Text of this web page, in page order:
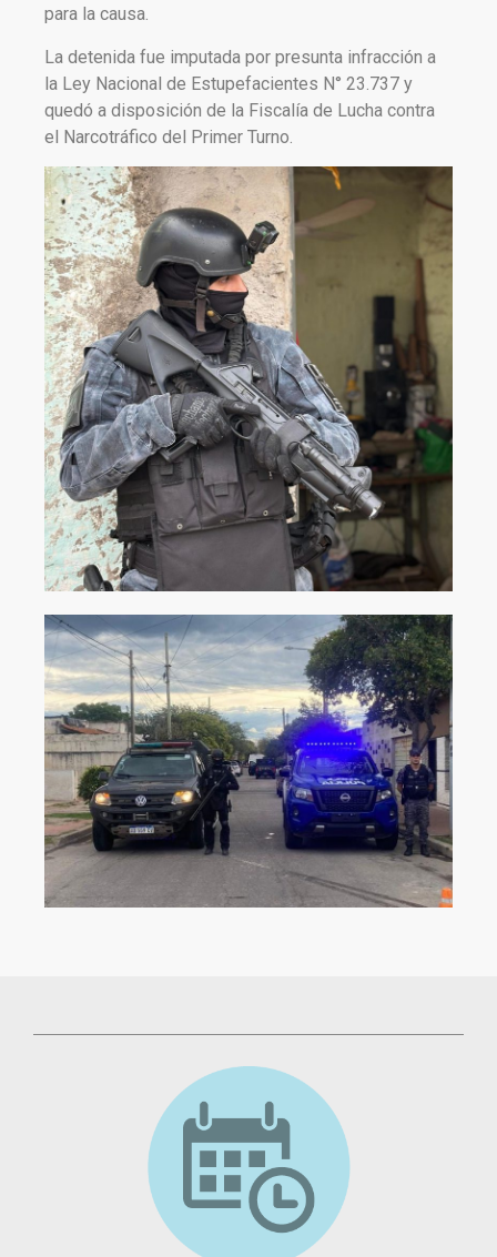
para la causa.
La detenida fue imputada por presunta infracción a
la Ley Nacional de Estupefacientes N° 23.737 y
quedó a disposición de la Fiscalía de Lucha contra
el Narcotráfico del Primer Turno.